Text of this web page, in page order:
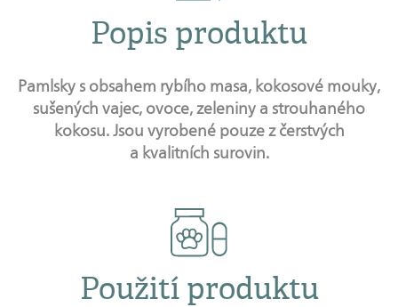
Popis produktu
Pamlsky s obsahem rybího masa, kokosové mouky,
sušených vajec, ovoce, zeleniny a strouhaného
kokosu. Jsou vyrobené pouze z čerstvých
a kvalitních surovin.
Použití produktu